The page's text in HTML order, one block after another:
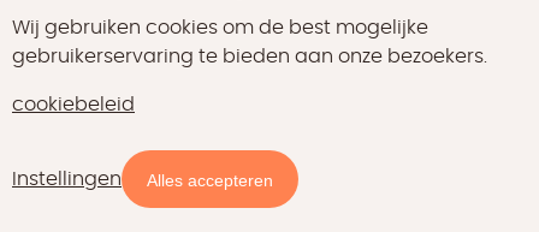
Beschikbaarheid en prijzen
Domes
Bijzondere overnachting
Wij gebruiken cookies om de best mogelijke
gebruikerservaring te bieden aan onze bezoekers.
cookiebeleid
Instellingen Alles accepteren